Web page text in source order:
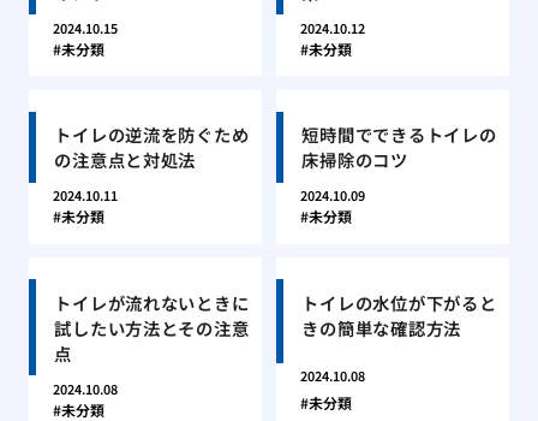
2024.10.15
未分類
2024.10.12
未分類
トイレの逆流を防ぐため
の注意点と対処法
2024.10.11
未分類
短時間でできるトイレの
床掃除のコツ
2024.10.09
未分類
トイレが流れないときに
試したい方法とその注意
点
2024.10.08
未分類
トイレの水位が下がると
きの簡単な確認方法
2024.10.08
未分類